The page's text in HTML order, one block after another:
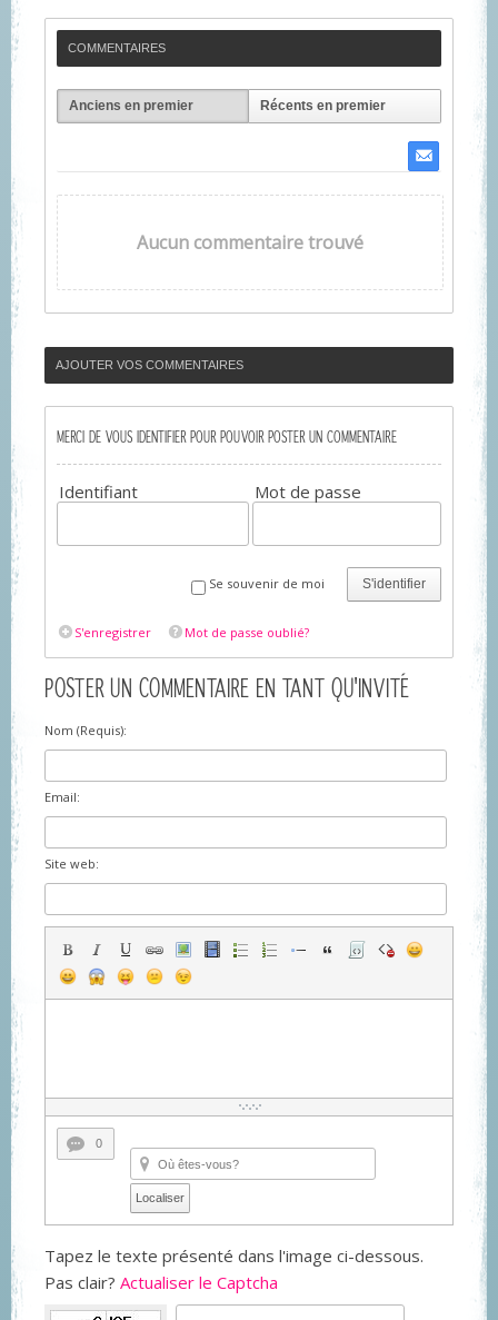
COMMENTAIRES
Anciens en premier Récents en premier
Aucun commentaire trouvé
AJOUTER VOS COMMENTAIRES
MERCI DE VOUS IDENTIFIER POUR POUVOIR POSTER UN COMMENTAIRE
Identifiant Mot de passe
S'identifier
Se souvenir de moi
S'enregistrer Mot de passe oublié?
POSTER UN COMMENTAIRE EN TANT QU'INVITÉ
Nom (Requis):
Email:
Site web:
0
Localiser
Tapez le texte présenté dans l'image ci-dessous.
Pas clair? Actualiser le Captcha